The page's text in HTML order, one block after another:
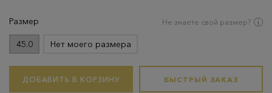
Размер Не знаете свой размер?
45.0 Нет моего размера
ДОБАВИТЬ В КОРЗИНУ БЫСТРЫЙ ЗАКАЗ